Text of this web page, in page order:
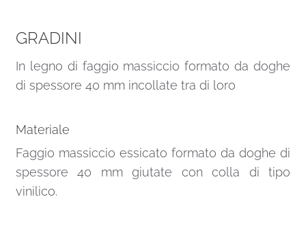
GRADINI
In legno di faggio massiccio formato da doghe
di spessore 40 mm incollate tra di loro
Materiale
Faggio massiccio essicato formato da doghe di
spessore 40 mm giutate con colla di tipo
vinilico.